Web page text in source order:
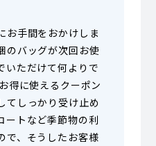
お手間をおかけしま
のバッグが次回お使
いただけて何よりで
得に使えるクーポン
てしっかり受け止め
ートなど季節物の利
で、そうしたお客様